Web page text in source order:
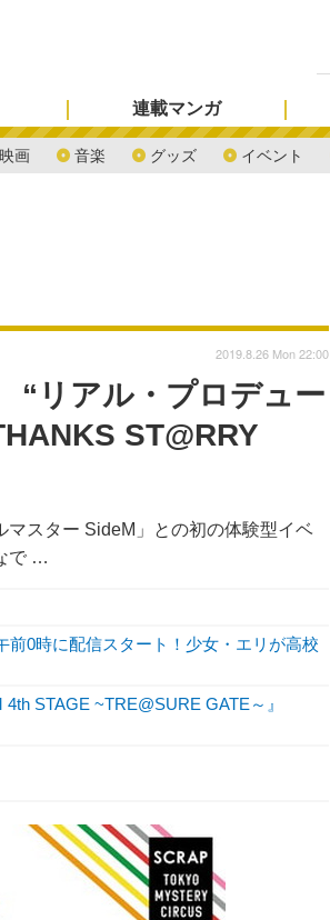
映画 音楽 グッズ イベント
連載マンガ
リアル・プロデュー
ST@RRY
マスター SideM」との初の体験型イベ
で …
2019.8.26 Mon 22:00
前0時に配信スタート！少女・エリが高校
STAGE ~TRE@SURE GATE～』